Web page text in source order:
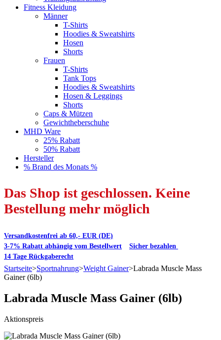
Fitness Kleidung
Männer
T-Shirts
Hoodies & Sweatshirts
Hosen
Shorts
Frauen
T-Shirts
Tank Tops
Hoodies & Sweatshirts
Hosen & Leggings
Shorts
Caps & Mützen
Gewichtheberschuhe
MHD Ware
25% Rabatt
50% Rabatt
Hersteller
% Brand des Monats %
Das Shop ist geschlossen. Keine
Bestellung mehr möglich
Versandkostenfrei ab 60,- EUR (DE)
3-7% Rabatt abhängig vom Bestellwert
Sicher bezahlen
14 Tage Rückgaberecht
Startseite>Sportnahrung>Weight Gainer>Labrada Muscle Mass
Gainer (6lb)
Labrada Muscle Mass Gainer (6lb)
Aktionspreis